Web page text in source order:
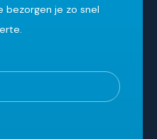
bezorgen je zo snel